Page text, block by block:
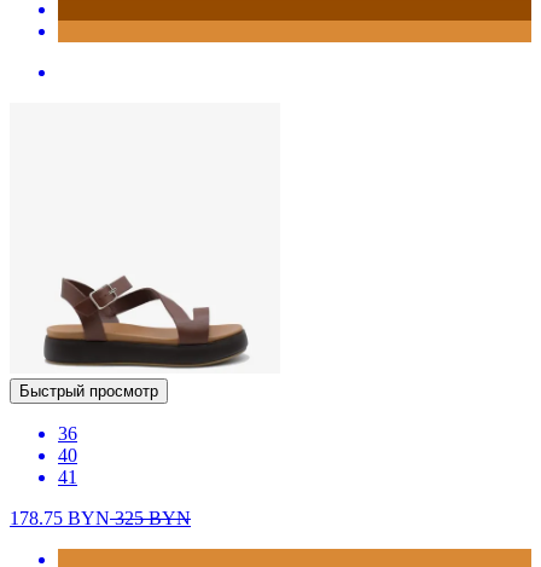
Быстрый просмотр
36
40
41
178.75 BYN325BYN